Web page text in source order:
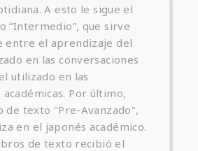
A esto le sigue el
“Intermedio”, que sirve
entre el aprendizaje del
en las conversaciones
utilizado en las
Por último,
de texto "Pre-Avanzado",
en el japonés académico.
de texto recibió el